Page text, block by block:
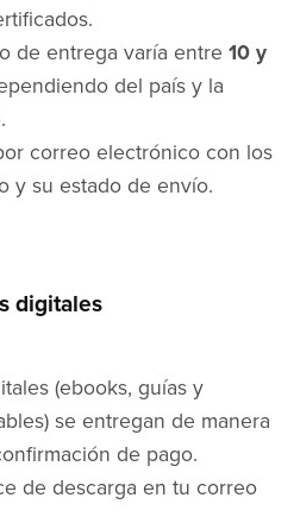
de entrega varía entre 10 y
del país y la
correo electrónico con los
y su estado de envío.
digitales
(ebooks, guías y
se entregan de manera
de pago.
de descarga en tu correo